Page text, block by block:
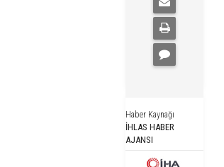
Haber Kaynağı
İHLAS HABER
AJANSI